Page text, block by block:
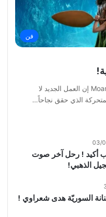
فن
قال صناع النسخة الحية من فيلم Moana إن العمل الجديد لا
الذي حقق نجاحاً…
03/
أكيد ! رحل آخر صوت
الذهبي!
السوريّة هدى شعراوي !